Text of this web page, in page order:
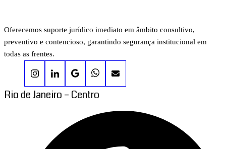
Oferecemos suporte jurídico imediato em âmbito consultivo,
preventivo e contencioso, garantindo segurança institucional em
todas as frentes.
Rio de Janeiro – Centro